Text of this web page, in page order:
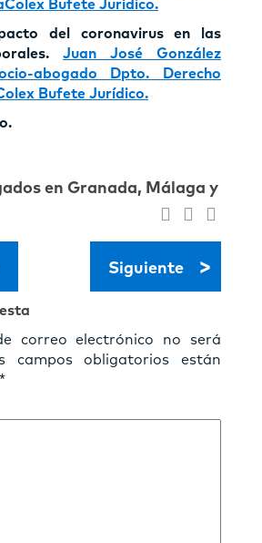
Bufete Jurídico.
del coronavirus en las
Juan José González
abogado Dpto. Derecho
Bufete Jurídico.
en Granada, Málaga y
Siguiente >
correo electrónico no será
campos obligatorios están
*